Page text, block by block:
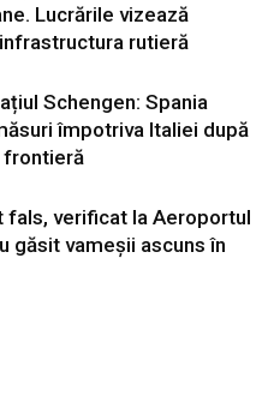
Lucrările vizează
rutieră
Schengen: Spania
împotriva Italiei după
frontieră
fals, verificat la Aeroportul
găsit vameșii ascuns în